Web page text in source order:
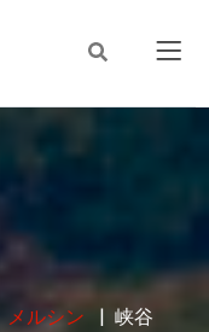
メルシン 峡谷